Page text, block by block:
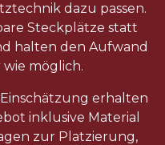
dazu passen.
Steckplätze statt
halten den Aufwand
möglich.
erhalten
inklusive Material
zur Platzierung,